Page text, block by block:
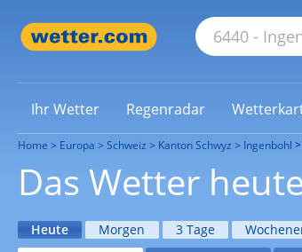
Ihr Wetter Regenradar
Home Europa Schweiz Kanton Schwyz Ingenbohl
Das Wetter
Heute Morgen 3 Tage